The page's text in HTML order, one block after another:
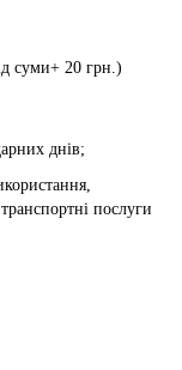
суми+ 20 грн.)
днів;
послуги